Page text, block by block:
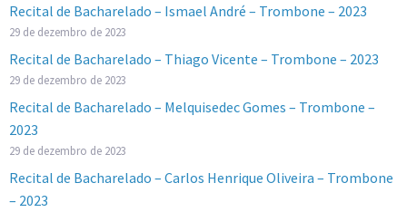
Recital de Bacharelado – Ismael André – Trombone – 2023
29 de dezembro de 2023
Recital de Bacharelado – Thiago Vicente – Trombone – 2023
29 de dezembro de 2023
Recital de Bacharelado – Melquisedec Gomes – Trombone –
2023
29 de dezembro de 2023
Recital de Bacharelado – Carlos Henrique Oliveira – Trombone
– 2023